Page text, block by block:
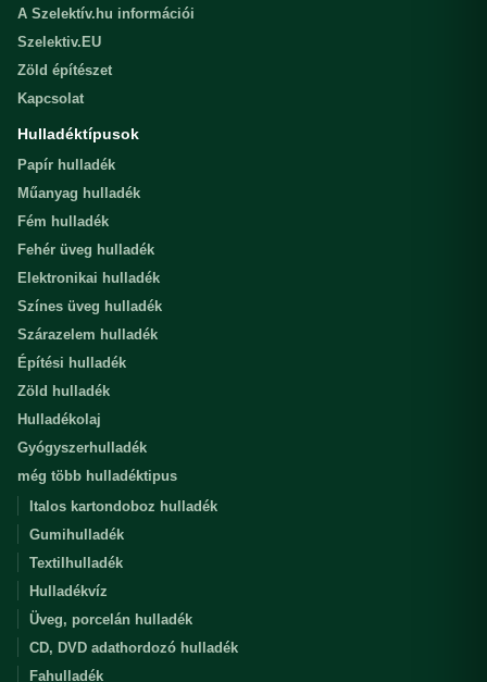
A Szelektív.hu információi
Szelektiv.EU
Zöld építészet
Kapcsolat
Hulladéktípusok
Papír hulladék
Műanyag hulladék
Fém hulladék
Fehér üveg hulladék
Elektronikai hulladék
Színes üveg hulladék
Szárazelem hulladék
Építési hulladék
Zöld hulladék
Hulladékolaj
Gyógyszerhulladék
még több hulladéktipus
Italos kartondoboz hulladék
Gumihulladék
Textilhulladék
Hulladékvíz
Üveg, porcelán hulladék
CD, DVD adathordozó hulladék
Fahulladék